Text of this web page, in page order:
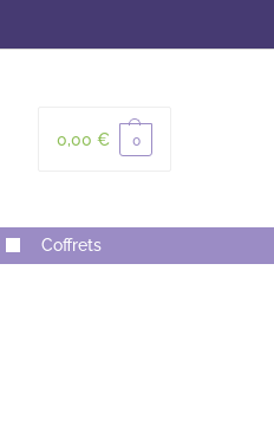
0,00 € 0
Coffrets